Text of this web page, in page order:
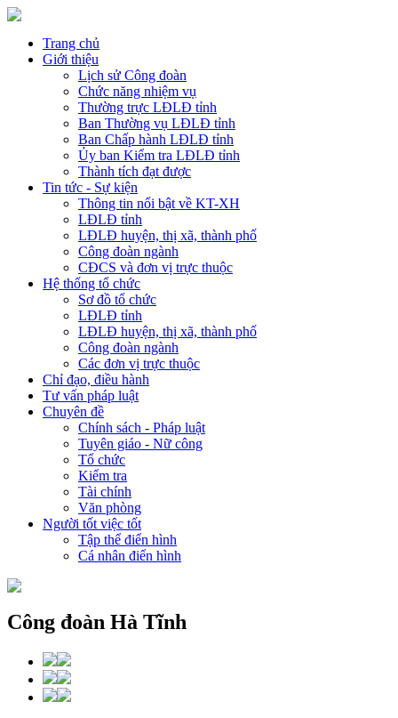
Trang chủ
Giới thiệu
Lịch sử Công đoàn
Chức năng nhiệm vụ
Thường trực LĐLĐ tỉnh
Ban Thường vụ LĐLĐ tỉnh
Ban Chấp hành LĐLĐ tỉnh
Ủy ban Kiểm tra LĐLĐ tỉnh
Thành tích đạt được
Tin tức - Sự kiện
Thông tin nổi bật về KT-XH
LĐLĐ tỉnh
LĐLĐ huyện, thị xã, thành phố
Công đoàn ngành
CĐCS và đơn vị trực thuộc
Hệ thống tổ chức
Sơ đồ tổ chức
LĐLĐ tỉnh
LĐLĐ huyện, thị xã, thành phố
Công đoàn ngành
Các đơn vị trực thuộc
Chỉ đạo, điều hành
Tư vấn pháp luật
Chuyên đề
Chính sách - Pháp luật
Tuyên giáo - Nữ công
Tổ chức
Kiểm tra
Tài chính
Văn phòng
Người tốt việc tốt
Tập thể điển hình
Cá nhân điển hình
Công đoàn Hà Tĩnh